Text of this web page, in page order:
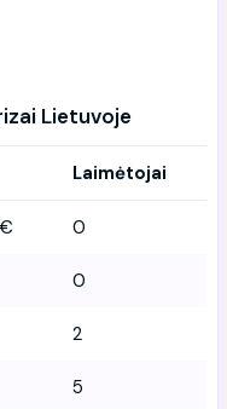
Lietuvoje
Laimėtojai
0
0
2
5